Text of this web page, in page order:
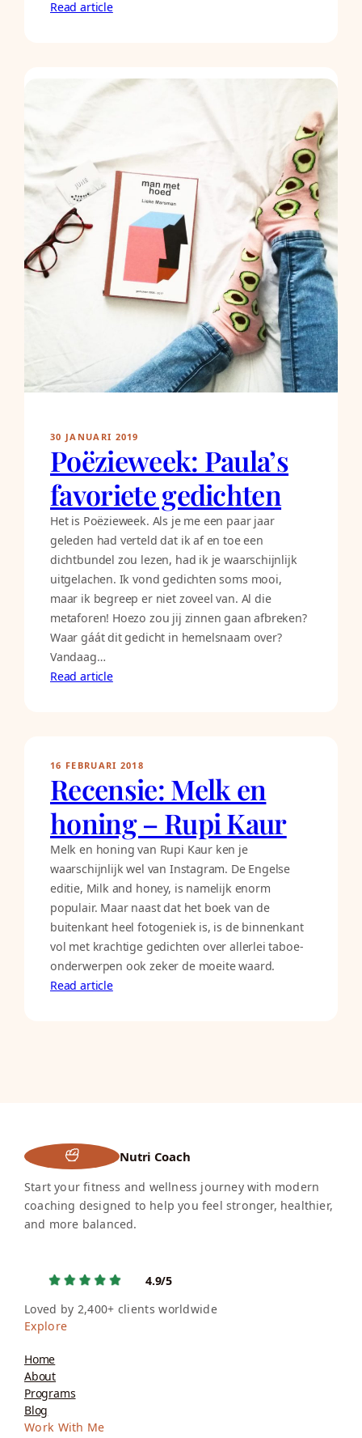
Read article
30 JANUARI 2019
Poëzieweek: Paula’s
favoriete gedichten
Het is Poëzieweek. Als je me een paar jaar
geleden had verteld dat ik af en toe een
dichtbundel zou lezen, had ik je waarschijnlijk
uitgelachen. Ik vond gedichten soms mooi,
maar ik begreep er niet zoveel van. Al die
metaforen! Hoezo zou jij zinnen gaan afbreken?
Waar gáát dit gedicht in hemelsnaam over?
Vandaag…
Read article
16 FEBRUARI 2018
Recensie: Melk en
honing – Rupi Kaur
Melk en honing van Rupi Kaur ken je
waarschijnlijk wel van Instagram. De Engelse
editie, Milk and honey, is namelijk enorm
populair. Maar naast dat het boek van de
buitenkant heel fotogeniek is, is de binnenkant
vol met krachtige gedichten over allerlei taboe-
onderwerpen ook zeker de moeite waard.
Read article
Nutri Coach
Start your fitness and wellness journey with modern
coaching designed to help you feel stronger, healthier,
and more balanced.
4.9/5
Loved by 2,400+ clients worldwide
Explore
Home
About
Programs
Blog
Work With Me